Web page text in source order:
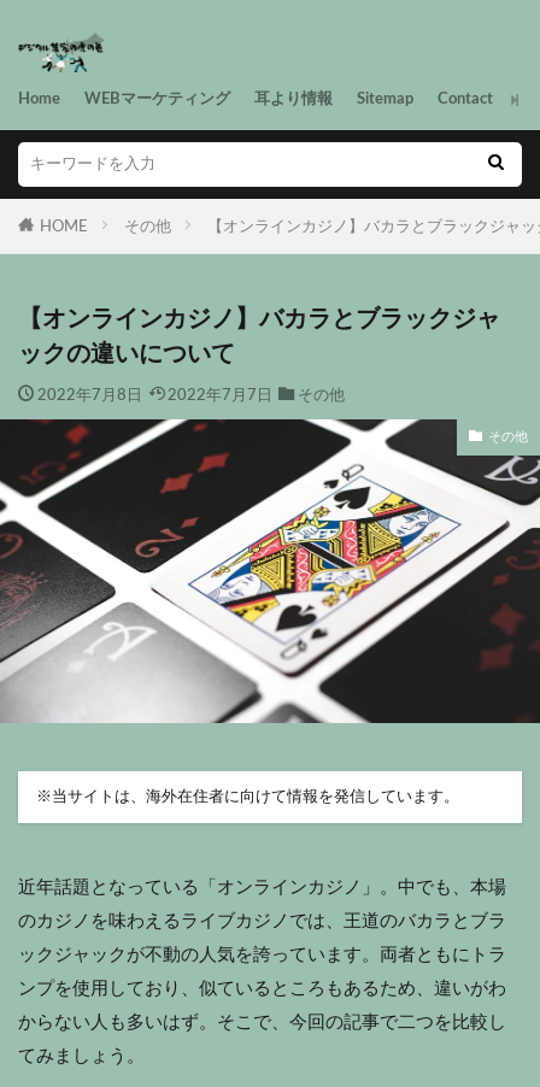
Home WEBマーケティング 耳より情報 Sitemap Contact
HOME その他 【オンラインカジノ】バカラとブラックジャ
【オンラインカジノ】バカラとブラックジャ
ックの違いについて
2022年7月8日 2022年7月7日 その他
その他
※ 当サイトは、海外在住者に向けて情報を発信しています。
近年話題となっている「オンラインカジノ」。中でも、本場
のカジノを味わえるライブカジノでは、王道のバカラとブラ
ックジャックが不動の人気を誇っています。両者ともにトラ
ンプを使用しており、似ているところもあるため、違いがわ
からない人も多いはず。そこで、今回の記事で二つを比較し
てみましょう。